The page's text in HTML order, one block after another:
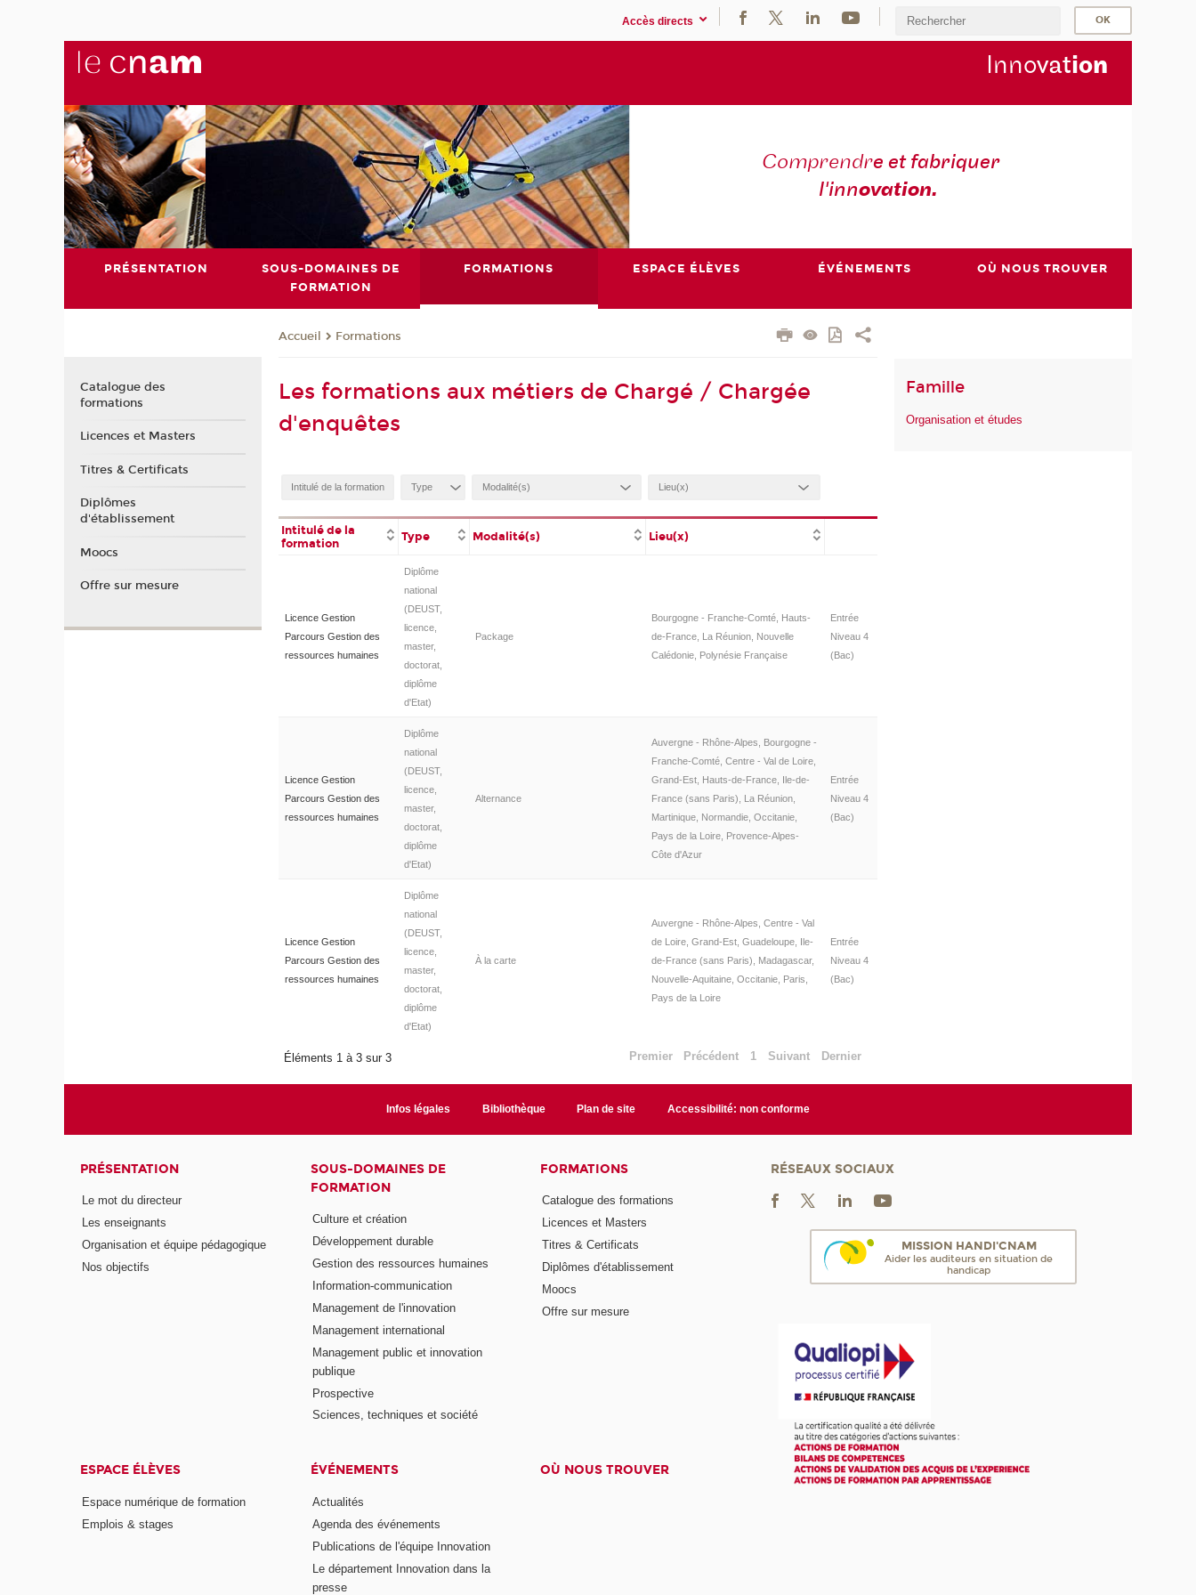
Accès directs
Innovation
Comprendre et fabriquer
l'innovation.
PRÉSENTATION
SOUS-DOMAINES DE
FORMATION
FORMATIONS ESPACE ÉLÈVES ÉVÉNEMENTS OÙ NOUS TROUVER
Accueil Formations
Les formations aux métiers de Chargé / Chargée
d'enquêtes
Intitulé de la
formation
Type Modalité(s) Lieu(x)
Licence Gestion
Parcours Gestion des
ressources humaines
Diplôme
national
(DEUST,
licence,
master,
doctorat,
diplôme
d'Etat)
Package
Bourgogne - Franche-Comté, Hauts-
de-France, La Réunion, Nouvelle
Calédonie, Polynésie Française
Entrée
Niveau 4
(Bac)
Licence Gestion
Parcours Gestion des
ressources humaines
Diplôme
national
(DEUST,
licence,
master,
doctorat,
diplôme
d'Etat)
Alternance
Auvergne - Rhône-Alpes, Bourgogne -
Franche-Comté, Centre - Val de Loire,
Grand-Est, Hauts-de-France, Ile-de-
France (sans Paris), La Réunion,
Martinique, Normandie, Occitanie,
Pays de la Loire, Provence-Alpes-
Côte d'Azur
Entrée
Niveau 4
(Bac)
Licence Gestion
Parcours Gestion des
ressources humaines
Diplôme
national
(DEUST,
licence,
master,
doctorat,
diplôme
d'Etat)
À la carte
Auvergne - Rhône-Alpes, Centre - Val
de Loire, Grand-Est, Guadeloupe, Ile-
de-France (sans Paris), Madagascar,
Nouvelle-Aquitaine, Occitanie, Paris,
Pays de la Loire
Entrée
Niveau 4
(Bac)
Éléments 1 à 3 sur 3 Premier Précédent 1 Suivant Dernier
Famille
Organisation et études
Catalogue des
formations
Licences et Masters
Titres & Certificats
Diplômes
d'établissement
Moocs
Offre sur mesure
Infos légales Bibliothèque Plan de site Accessibilité: non conforme
PRÉSENTATION
Le mot du directeur
Les enseignants
Organisation et équipe pédagogique
Nos objectifs
SOUS-DOMAINES DE
FORMATION
Culture et création
Développement durable
Gestion des ressources humaines
Information-communication
Management de l'innovation
Management international
Management public et innovation
publique
Prospective
Sciences, techniques et société
FORMATIONS
Catalogue des formations
Licences et Masters
Titres & Certificats
Diplômes d'établissement
Moocs
Offre sur mesure
ESPACE ÉLÈVES
Espace numérique de formation
Emplois & stages
ÉVÉNEMENTS
Actualités
Agenda des événements
Publications de l'équipe Innovation
Le département Innovation dans la
presse
OÙ NOUS TROUVER
RÉSEAUX SOCIAUX
MISSION HANDI'CNAM
Aider les auditeurs en situation de
handicap